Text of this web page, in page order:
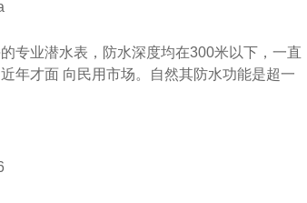
专业潜水表，防水深度均在300米以下，一直
年才面 向民用市场。自然其防水功能是超一